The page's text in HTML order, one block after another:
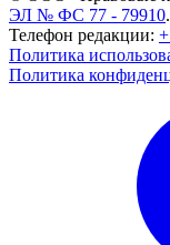
ЭЛ № ФС 77 - 79910.
Телефон редакции:
Политика
Политика